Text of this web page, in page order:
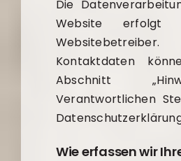
Die
Website erfolgt
Kontaktdaten
Abschnitt
Verantwortlichen
Wie erfassen wir